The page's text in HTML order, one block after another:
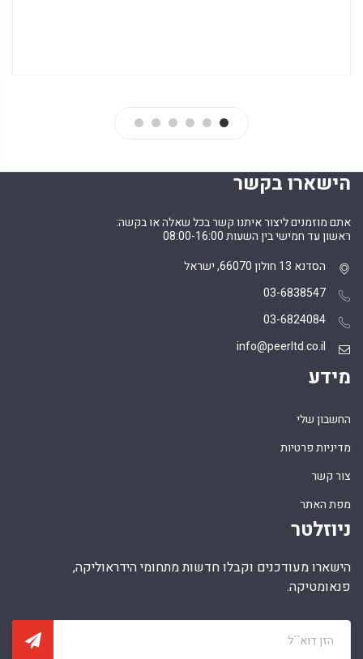
הישארו בקשר
אתם מוזמנים ליצור איתנו קשר בכל שאלה או בקשה:
ראשון עד חמישי בין השעות 08:00-16:00
הסדנא 13 חולון 66070, ישראל
03-6838547
03-6824084
info@peerltd.co.il
מידע
החשבון שלי
מדיניות פרטיות
צור קשר
מפת האתר
ניוזלטר
הישארו מעודכנים וקבלו חדשות מתחומי הידראוליקה,
פנאומטיקה.